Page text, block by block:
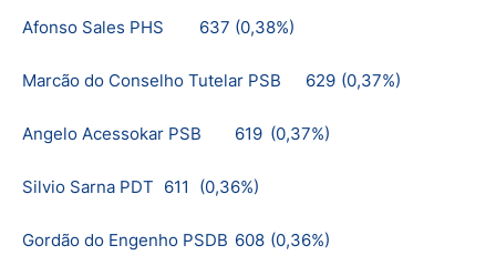
Afonso Sales PHS 637 (0,38%)
Marcão do Conselho Tutelar PSB 629 (0,37%)
Angelo Acessokar PSB 619 (0,37%)
Silvio Sarna PDT 611 (0,36%)
Gordão do Engenho PSDB 608 (0,36%)